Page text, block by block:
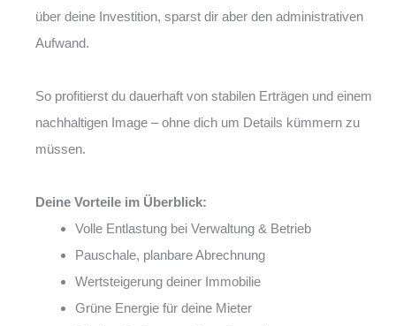
über deine Investition, sparst dir aber den administrativen
Aufwand.
So profitierst du dauerhaft von stabilen Erträgen und einem
nachhaltigen Image – ohne dich um Details kümmern zu
müssen.
Deine Vorteile im Überblick:
Volle Entlastung bei Verwaltung & Betrieb
Pauschale, planbare Abrechnung
Wertsteigerung deiner Immobilie
Grüne Energie für deine Mieter